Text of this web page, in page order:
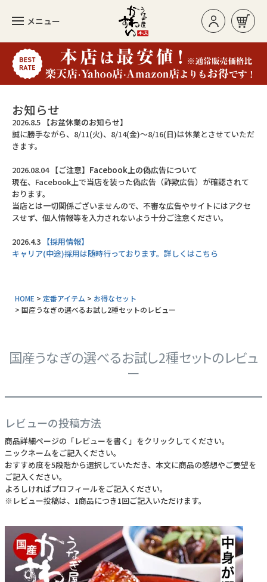
メニュー
お知らせ
2026.8.5 【お盆休業のお知らせ】
誠に勝手ながら、8/11(火)、8/14(金)～8/16(日)は休業とさせていただ
きます。
2026.08.04 【ご注意】Facebook上の偽広告について
現在、Facebook上で当店を装った偽広告（詐欺広告）が確認されて
おります。
当店とは一切関係ございませんので、不審な広告やサイトにはアクセ
スせず、個人情報等を入力されないよう十分ご注意ください。
2026.4.3 【採用情報】
キャリア(中途)採用は随時行っております。詳しくはこちら
HOME 定番アイテム
お得なセット
国産うなぎの選べるお試し2種セットのレビュー
国産うなぎの選べるお試し2種セットのレビュ
ー
レビューの投稿方法
商品詳細ページの「レビューを書く」をクリックしてください。
ニックネームをご記入ください。
おすすめ度を5段階から選択していただき、本文に商品の感想やご要望を
ご記入ください。
よろしければプロフィールをご記入ください。
※レビュー投稿は、1商品につき1回ご記入いただけます。
ログイン/新規登録 お買い物カゴ
カテゴリー
人気のセット
長焼き
カットタイプ
きざみうなぎ
ギフトセット
タレ・山椒
ふるさと納税
地元和歌山の逸品
おすすめ海産物
インフォーメーション
うなぎ屋かわすいについて